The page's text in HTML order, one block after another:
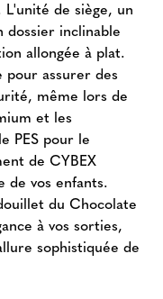
de siège, un
dossier inclinable
allongée à plat.
assurer des
même lors de
et les
PES pour le
de CYBEX
de vos enfants.
du Chocolate
à vos sorties,
sophistiquée de